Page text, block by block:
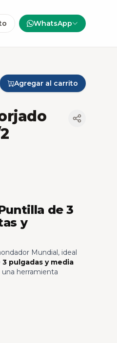
WhatsApp
Agregar al carrito
de 3
y
Mundial, ideal
3 pulgadas y media
herramienta